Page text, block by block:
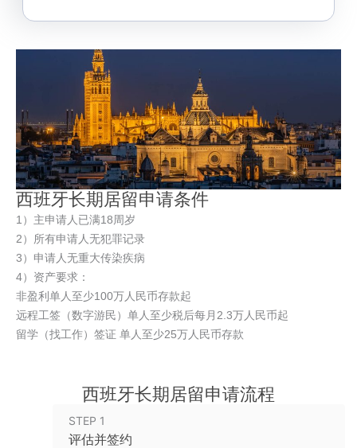
西班牙长期居留申请条件
1）主申请人已满18周岁
2）所有申请人无犯罪记录
3）申请人无重大传染疾病
4）资产要求：
非盈利单人至少100万人民币存款起
远程工签（数字游民）单人至少税后每月2.3万人民币起
留学（找工作）签证 单人至少25万人民币存款
西班牙长期居留申请流程
STEP 1
评估并签约